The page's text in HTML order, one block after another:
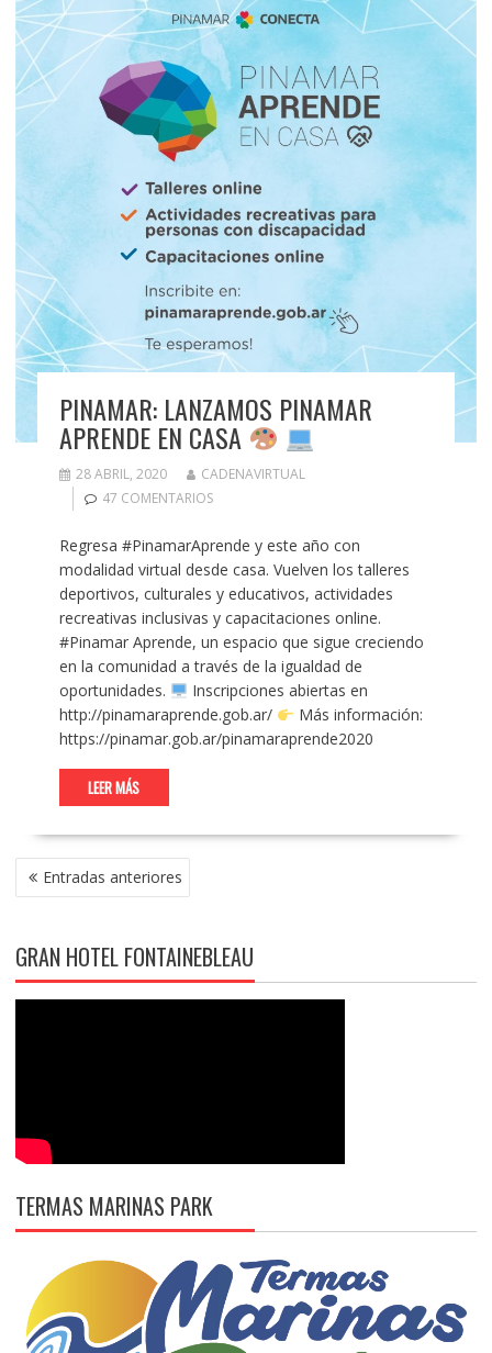
PINAMAR: LANZAMOS PINAMAR
APRENDE EN CASA
28 ABRIL, 2020
CADENAVIRTUAL
47 COMENTARIOS
Regresa #PinamarAprende y este año con
modalidad virtual desde casa. Vuelven los talleres
deportivos, culturales y educativos, actividades
recreativas inclusivas y capacitaciones online.
#Pinamar Aprende, un espacio que sigue creciendo
en la comunidad a través de la igualdad de
oportunidades.
Inscripciones abiertas en
http://pinamaraprende.gob.ar/
Más información:
https://pinamar.gob.ar/pinamaraprende2020
LEER MÁS
NAVEGACIÓN
DE Entradas anteriores
GRAN HOTEL FONTAINEBLEAU
TERMAS MARINAS PARK